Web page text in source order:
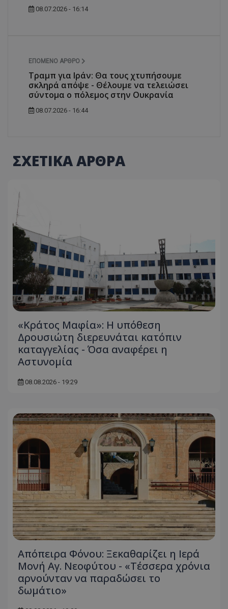
08.07.2026 - 16:14
ΕΠΌΜΕΝΟ ΆΡΘΡΟ
Τραμπ για Ιράν: Θα τους χτυπήσουμε
σκληρά απόψε - Θέλουμε να τελειώσει
σύντομα ο πόλεμος στην Ουκρανία
08.07.2026 - 16:44
ΣΧΕΤΙΚΑ ΑΡΘΡΑ
«Κράτος Μαφία»: Η υπόθεση
Δρουσιώτη διερευνάται κατόπιν
καταγγελίας - Όσα αναφέρει η
Αστυνομία
08.08.2026 - 19:29
Απόπειρα Φόνου: Ξεκαθαρίζει η Ιερά
Μονή Αγ. Νεοφύτου - «Τέσσερα χρόνια
αρνούνταν να παραδώσει το
δωμάτιο»